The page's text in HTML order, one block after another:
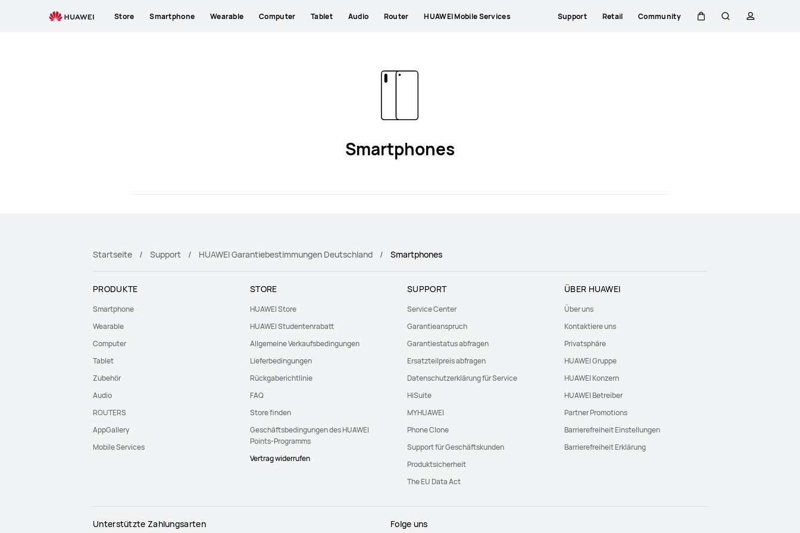
Store Smartphone Wearable Computer Tablet Audio Router HUAWEI Mobile Services Support Retail Community
Smartphones
Startseite Support HUAWEI Garantiebestimmungen Deutschland Smartphones
PRODUKTE
Smartphone
Wearable
Computer
Tablet
Zubehör
Audio
ROUTERS
AppGallery
Mobile Services
STORE
HUAWEI Store
HUAWEI Studentenrabatt
Allgemeine Verkaufsbedingungen
Lieferbedingungen
Rückgaberichtlinie
FAQ
Store finden
Geschäftsbedingungen des HUAWEI
Points-Programms
Vertrag widerrufen
SUPPORT
Service Center
Garantieanspruch
Garantiestatus abfragen
Ersatzteilpreis abfragen
Datenschutzerklärung für Service
HiSuite
MYHUAWEI
Phone Clone
Support für Geschäftskunden
Produktsicherheit
The EU Data Act
ÜBER HUAWEI
Über uns
Kontaktiere uns
Privatsphäre
HUAWEI Gruppe
HUAWEI Konzern
HUAWEI Betreiber
Partner Promotions
Barrierefreiheit Einstellungen
Barrierefreiheit Erklärung
Unterstützte Zahlungsarten Folge uns